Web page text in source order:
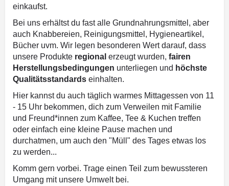
einkaufst.
Bei uns erhältst du fast alle Grundnahrungsmittel, aber
auch Knabbereien, Reinigungsmittel, Hygieneartikel,
Bücher uvm. Wir legen besonderen Wert darauf, dass
unsere Produkte regional erzeugt wurden, fairen
Herstellungsbedingungen unterliegen und höchste
Qualitätsstandards einhalten.
Hier kannst du auch täglich warmes Mittagessen von 11
- 15 Uhr bekommen, dich zum Verweilen mit Familie
und Freund*innen zum Kaffee, Tee & Kuchen treffen
oder einfach eine kleine Pause machen und
durchatmen, um auch den "Müll" des Tages etwas los
zu werden...
Komm gern vorbei. Trage einen Teil zum bewussteren
Umgang mit unsere Umwelt bei.